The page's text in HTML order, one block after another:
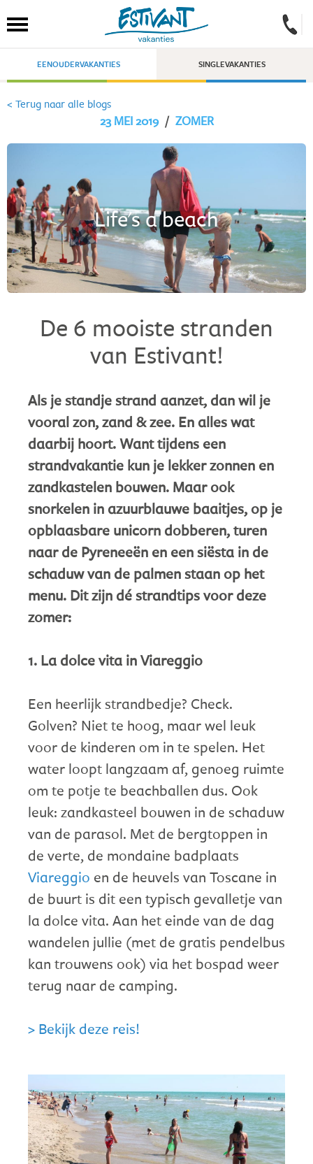
EENOUDERVAKANTIES SINGLEVAKANTIES
< Terug naar alle blogs
23 MEI 2019 / ZOMER
Life's a beach
De 6 mooiste stranden
van Estivant!
Als je standje strand aanzet, dan wil je
vooral zon, zand & zee. En alles wat
daarbij hoort. Want tijdens een
strandvakantie kun je lekker zonnen en
zandkastelen bouwen. Maar ook
snorkelen in azuurblauwe baaitjes, op je
opblaasbare unicorn dobberen, turen
naar de Pyreneeën en een siësta in de
schaduw van de palmen staan op het
menu. Dit zijn dé strandtips voor deze
zomer:
1. La dolce vita in Viareggio
Een heerlijk strandbedje? Check.
Golven? Niet te hoog, maar wel leuk
voor de kinderen om in te spelen. Het
water loopt langzaam af, genoeg ruimte
om te potje te beachballen dus. Ook
leuk: zandkasteel bouwen in de schaduw
van de parasol. Met de bergtoppen in
de verte, de mondaine badplaats
Viareggio en de heuvels van Toscane in
de buurt is dit een typisch gevalletje van
la dolce vita. Aan het einde van de dag
wandelen jullie (met de gratis pendelbus
kan trouwens ook) via het bospad weer
terug naar de camping.
> Bekijk deze reis!